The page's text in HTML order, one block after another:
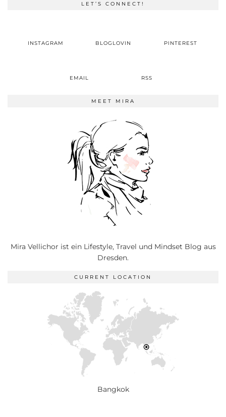
LET’S CONNECT!
INSTAGRAM BLOGLOVIN PINTEREST
EMAIL RSS
MEET MIRA
Mira Vellichor ist ein Lifestyle, Travel und Mindset Blog aus
Dresden.
CURRENT LOCATION
Bangkok